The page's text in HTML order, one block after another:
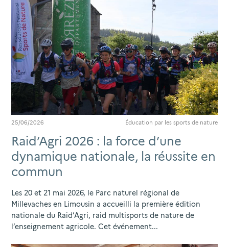
25/06/2026 Éducation par les sports de nature
Raid’Agri 2026 : la force d’une
dynamique nationale, la réussite en
commun
Les 20 et 21 mai 2026, le Parc naturel régional de
Millevaches en Limousin a accueilli la première édition
nationale du Raid’Agri, raid multisports de nature de
l’enseignement agricole. Cet événement...